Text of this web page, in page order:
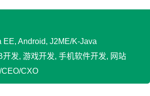
EE, Android, J2ME/K-Java
发, 游戏开发, 手机软件开发, 网站
CXO